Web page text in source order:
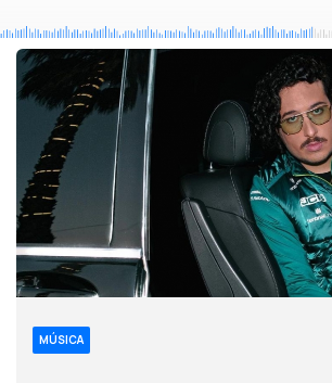
MÚSICA